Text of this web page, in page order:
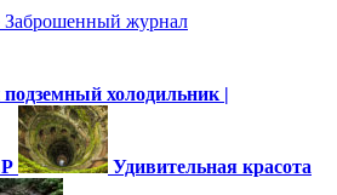
подземный холодильник |
Удивительная красота